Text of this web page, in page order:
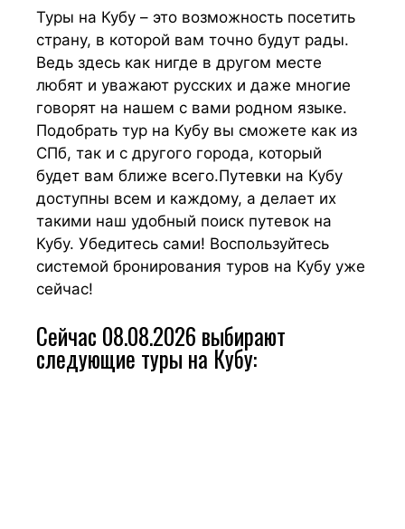
Туры на Кубу – это возможность посетить
страну, в которой вам точно будут рады.
Ведь здесь как нигде в другом месте
любят и уважают русских и даже многие
говорят на нашем с вами родном языке.
Подобрать тур на Кубу вы сможете как из
СПб, так и с другого города, который
будет вам ближе всего.Путевки на Кубу
доступны всем и каждому, а делает их
такими наш удобный поиск путевок на
Кубу. Убедитесь сами! Воспользуйтесь
системой бронирования туров на Кубу уже
сейчас!
Сейчас 08.08.2026 выбирают
следующие туры на Кубу: